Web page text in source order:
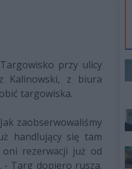
przy ulicy
Kalinowski, z biura
targowiska.
zaobserwowaliśmy
handlujący się tam
oni rezerwacji już od
- Targ dopiero rusza.